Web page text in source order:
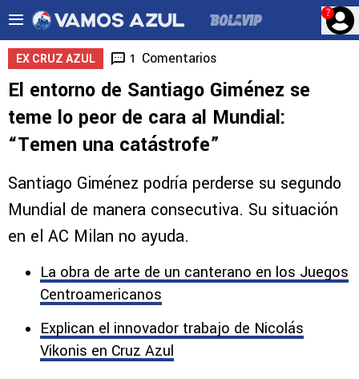
?
EX CRUZ AZUL 1 Comentarios
El entorno de Santiago Giménez se
teme lo peor de cara al Mundial:
“Temen una catástrofe”
Santiago Giménez podría perderse su segundo
Mundial de manera consecutiva. Su situación
en el AC Milan no ayuda.
La obra de arte de un canterano en los Juegos
Centroamericanos
Explican el innovador trabajo de Nicolás
Vikonis en Cruz Azul